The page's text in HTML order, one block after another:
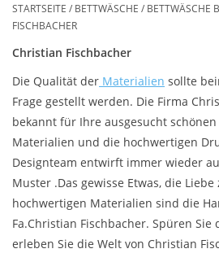
Tag & Nachtwäsche
Freizeit-Hausanzüge
Badezimmer & Sauna
Haus-Bademäntel
Plaids, Decken, Kissen
Mode & Accessoires
STARTSEITE / BETTWÄSCHE / BETTWÄSCHE
FISCHBACHER
Christian Fischbacher
Die Qualität der Materialien sollte
Frage gestellt werden. Die Firma
bekannt für Ihre ausgesucht
Materialien und die hochwertigen
Designteam entwirft immer wieder
Muster .Das gewisse Etwas, die
hochwertigen Materialien sind die
Fa.Christian Fischbacher. Spüren
erleben Sie die Welt von Christian